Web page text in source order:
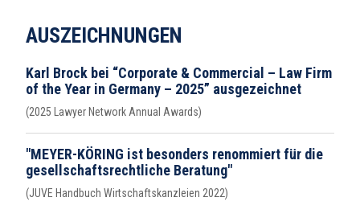
AUSZEICHNUNGEN
Karl Brock bei “Corporate & Commercial – Law Firm
of the Year in Germany – 2025” ausgezeichnet
(2025 Lawyer Network Annual Awards)
"MEYER-KÖRING ist besonders renommiert für die
gesellschaftsrechtliche Beratung"
(JUVE Handbuch Wirtschaftskanzleien 2022)